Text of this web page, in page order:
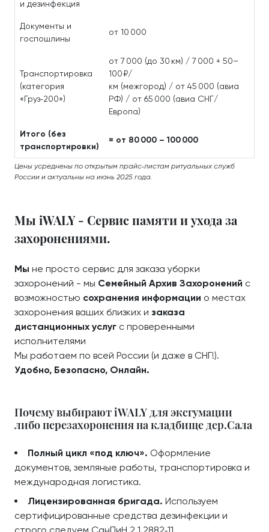
и дезинфекция
Документы и
госпошлины
от 10 000
Транспортировка
(категория
«Груз‑200»)
от 7 000 (до 30 км) / 7 000 + 50–
100 ₽/
км (межгород) / от 45 000 (авиа
РФ) / от 65 000 (авиа СНГ/
Европа)
Итого (без
транспортировки)
≈ от 80 000 – 100 000
Цены усреднены по открытым прайс‑листам ритуальных служб
России и актуальны на июнь 2025 года.
Мы iWALY - Сервис памяти и ухода за
захоронениями.
Мы не просто сервис для заказа уборки
захоронений - мы Семейный Архив Захоронений с
возможностью сохранения информации о местах
захоронения ваших близких и заказа
дистанционных услуг с проверенными
исполнителями
Мы работаем по всей России (и даже в СНГ!).
Удобно, Безопасно, Онлайн.
Почему выбирают iWALY для эксгумации
либо перезахоронения на кладбище дер.Сала
Полный цикл «под ключ». Оформление
документов, земляные работы, транспортировка и
международная логистика.
Лицензированная бригада. Используем
сертифицированные средства дезинфекции и